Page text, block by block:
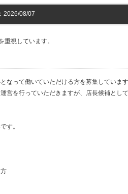
2026/08/07
重視しています。
なって働いていただける方を募集しています
営を行っていただきますが、店長候補とし
す。